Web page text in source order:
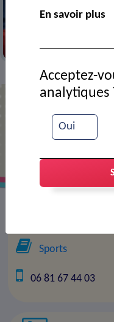
> Contact >
M.
Sports
06 81 67 44 03
En savoir plus
Oui
Acceptez-
analytiques